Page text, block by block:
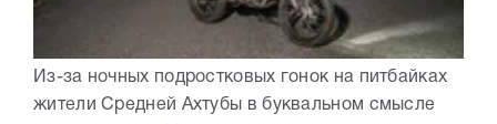
Из-за ночных подростковых гонок на питбайках
жители Средней Ахтубы в буквальном смысле